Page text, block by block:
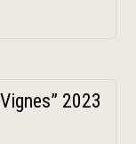
2023